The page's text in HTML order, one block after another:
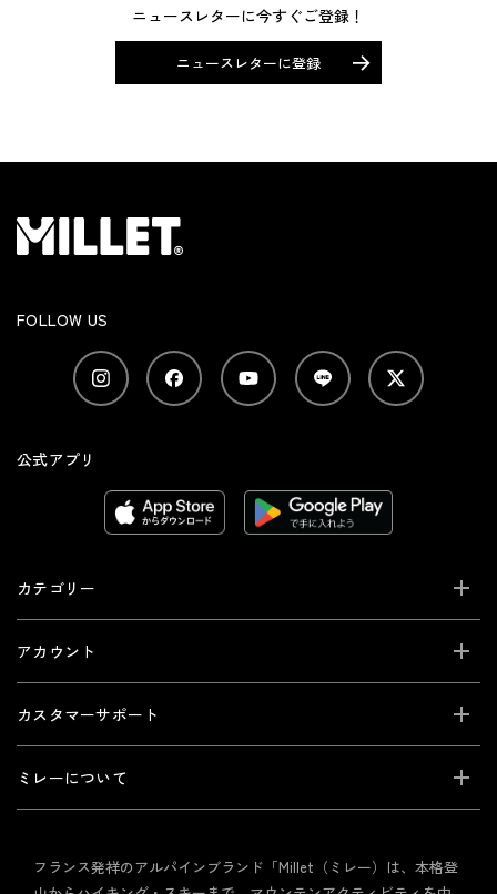
ニュースレターに今すぐご登録！
ニュースレターに登録
FOLLOW US
公式アプリ
カテゴリー
アカウント
カスタマーサポート
ミレーについて
フランス発祥のアルパインブランド「Millet（ミレー）は、本格登